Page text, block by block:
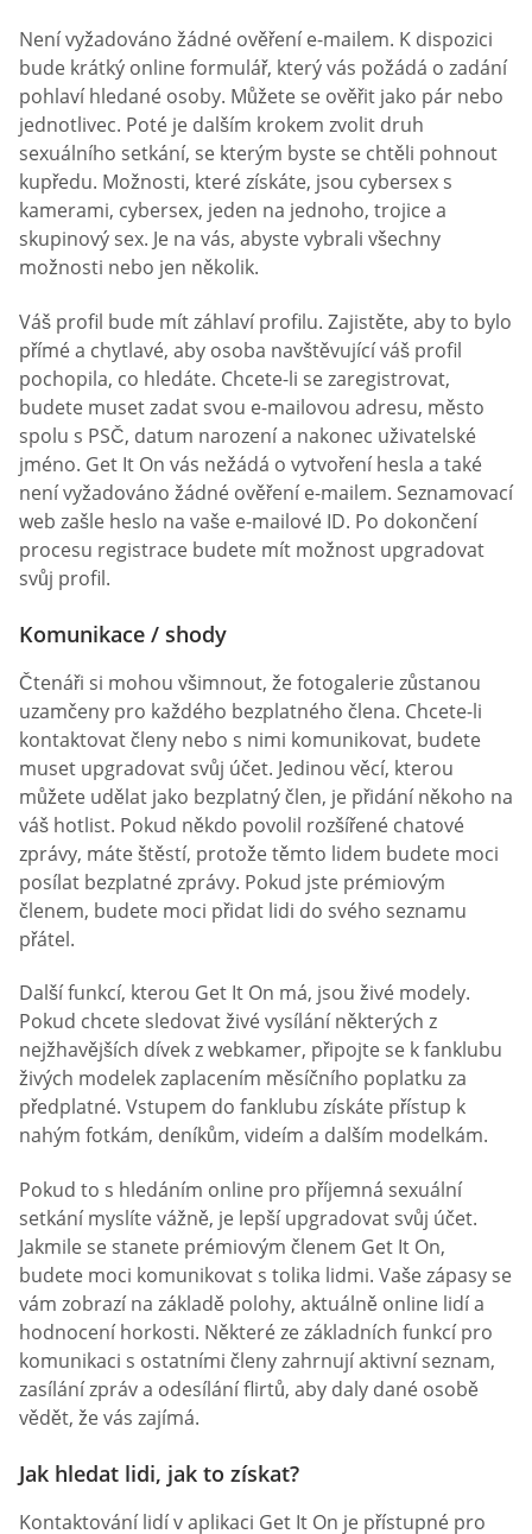
Není vyžadováno žádné ověření e-mailem. K dispozici
bude krátký online formulář, který vás požádá o zadání
pohlaví hledané osoby. Můžete se ověřit jako pár nebo
jednotlivec. Poté je dalším krokem zvolit druh
sexuálního setkání, se kterým byste se chtěli pohnout
kupředu. Možnosti, které získáte, jsou cybersex s
kamerami, cybersex, jeden na jednoho, trojice a
skupinový sex. Je na vás, abyste vybrali všechny
možnosti nebo jen několik.
Váš profil bude mít záhlaví profilu. Zajistěte, aby to bylo
přímé a chytlavé, aby osoba navštěvující váš profil
pochopila, co hledáte. Chcete-li se zaregistrovat,
budete muset zadat svou e-mailovou adresu, město
spolu s PSČ, datum narození a nakonec uživatelské
jméno. Get It On vás nežádá o vytvoření hesla a také
není vyžadováno žádné ověření e-mailem. Seznamovací
web zašle heslo na vaše e-mailové ID. Po dokončení
procesu registrace budete mít možnost upgradovat
svůj profil.
Komunikace / shody
Čtenáři si mohou všimnout, že fotogalerie zůstanou
uzamčeny pro každého bezplatného člena. Chcete-li
kontaktovat členy nebo s nimi komunikovat, budete
muset upgradovat svůj účet. Jedinou věcí, kterou
můžete udělat jako bezplatný člen, je přidání někoho na
váš hotlist. Pokud někdo povolil rozšířené chatové
zprávy, máte štěstí, protože těmto lidem budete moci
posílat bezplatné zprávy. Pokud jste prémiovým
členem, budete moci přidat lidi do svého seznamu
přátel.
Další funkcí, kterou Get It On má, jsou živé modely.
Pokud chcete sledovat živé vysílání některých z
nejžhavějších dívek z webkamer, připojte se k fanklubu
živých modelek zaplacením měsíčního poplatku za
předplatné. Vstupem do fanklubu získáte přístup k
nahým fotkám, deníkům, videím a dalším modelkám.
Pokud to s hledáním online pro příjemná sexuální
setkání myslíte vážně, je lepší upgradovat svůj účet.
Jakmile se stanete prémiovým členem Get It On,
budete moci komunikovat s tolika lidmi. Vaše zápasy se
vám zobrazí na základě polohy, aktuálně online lidí a
hodnocení horkosti. Některé ze základních funkcí pro
komunikaci s ostatními členy zahrnují aktivní seznam,
zasílání zpráv a odesílání flirtů, aby daly dané osobě
vědět, že vás zajímá.
Jak hledat lidi, jak to získat?
Kontaktování lidí v aplikaci Get It On je přístupné pro